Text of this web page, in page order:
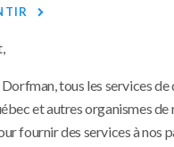
tous les services
et autres organismes
fournir des services à